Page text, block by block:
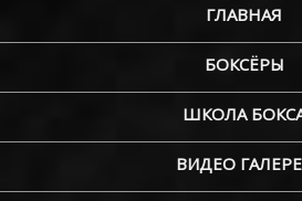
ГЛАВНАЯ
БОКСЁРЫ
ШКОЛА
ВИДЕО